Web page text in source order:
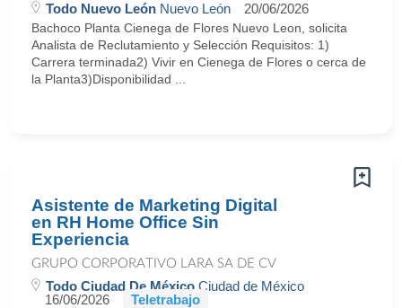
Todo Nuevo León Nuevo León 20/06/2026
Bachoco Planta Cienega de Flores Nuevo Leon, solicita
Analista de Reclutamiento y Selección Requisitos: 1)
Carrera terminada2) Vivir en Cienega de Flores o cerca de
la Planta3)Disponibilidad ...
Asistente de Marketing Digital
en RH Home Office Sin
Experiencia
GRUPO CORPORATIVO LARA SA DE CV
Todo Ciudad De México Ciudad de México
16/06/2026
Teletrabajo